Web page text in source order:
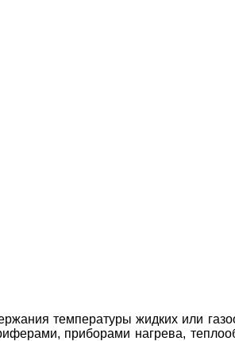
температуры жидких или
приборами нагрева,